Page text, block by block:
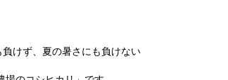
負けず、夏の暑さにも負けない